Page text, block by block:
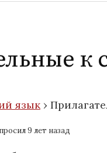
к
язык›
9 лет назад